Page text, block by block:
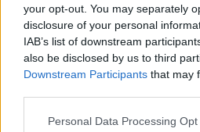
your opt-out. You may separately
disclosure of your personal
IAB’s list of downstream
also be disclosed by us to third
Downstream Participants that may
Please note that this website/app
Personal Data Processing